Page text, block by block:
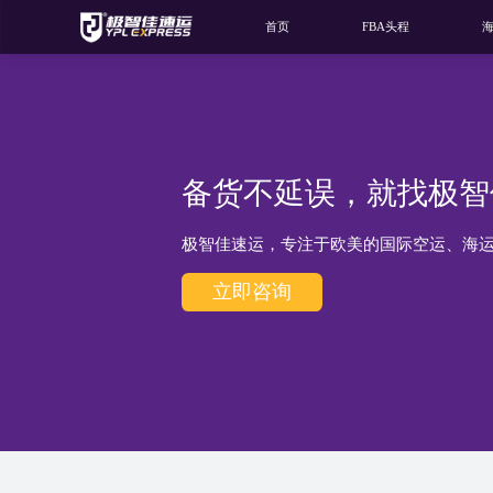
首页 FBA头程
备货不延误，就找极
极智佳速运，专注于欧美的国际空运、海
立即咨询